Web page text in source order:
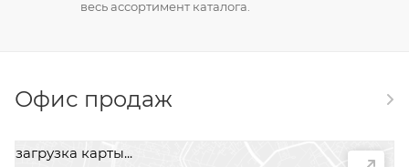
весь ассортимент каталога.
Офис продаж
загрузка карты...